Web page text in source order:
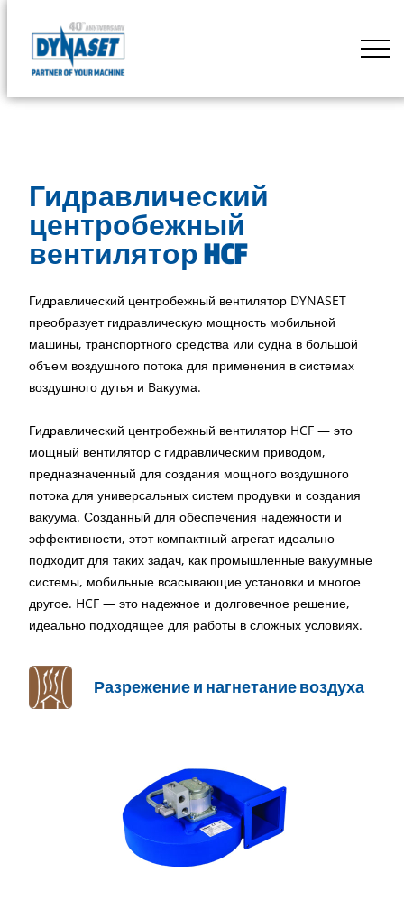
content
DYNASET
by
Гидравлический
центробежный
вентилятор HCF
Гидравлический центробежный вентилятор DYNASET
преобразует гидравлическую мощность мобильной
машины, транспортного средства или судна в большой
объем воздушного потока для применения в системах
воздушного дутья и Bакуума.
Гидравлический центробежный вентилятор HCF — это
мощный вентилятор с гидравлическим приводом,
предназначенный для создания мощного воздушного
потока для универсальных систем продувки и создания
вакуума. Созданный для обеспечения надежности и
эффективности, этот компактный агрегат идеально
подходит для таких задач, как промышленные вакуумные
системы, мобильные всасывающие установки и многое
другое. HCF — это надежное и долговечное решение,
идеально подходящее для работы в сложных условиях.
Разрежение и нагнетание воздуха